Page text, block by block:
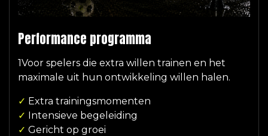
Performance programma
1Voor spelers die extra willen trainen en het
maximale uit hun ontwikkeling willen halen.
✓ Extra trainingsmomenten
✓ Intensieve begeleiding
✓ Gericht op groei